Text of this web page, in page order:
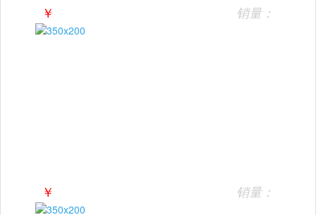
￥ 销量：
￥ 销量：